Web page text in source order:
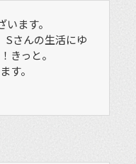
ます。
Sさんの生活にゆ
きっと。
す。